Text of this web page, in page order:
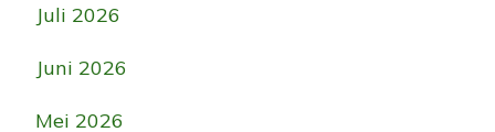
Juli 2026
Juni 2026
Mei 2026